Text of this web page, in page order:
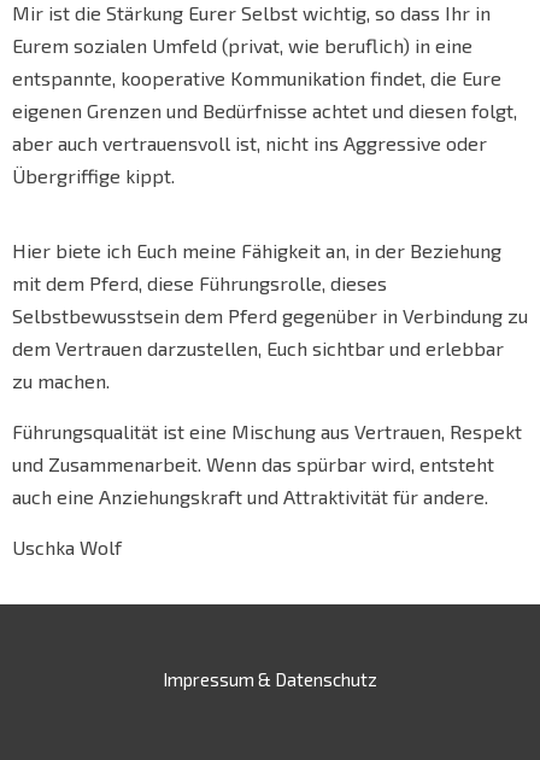
Mir ist die Stärkung Eurer Selbst wichtig, so dass Ihr in
Eurem sozialen Umfeld (privat, wie beruflich) in eine
entspannte, kooperative Kommunikation findet, die Eure
eigenen Grenzen und Bedürfnisse achtet und diesen folgt,
aber auch vertrauensvoll ist, nicht ins Aggressive oder
Übergriffige kippt.
Hier biete ich Euch meine Fähigkeit an, in der Beziehung
mit dem Pferd, diese Führungsrolle, dieses
Selbstbewusstsein dem Pferd gegenüber in Verbindung zu
dem Vertrauen darzustellen, Euch sichtbar und erlebbar
zu machen.
Führungsqualität ist eine Mischung aus Vertrauen, Respekt
und Zusammenarbeit. Wenn das spürbar wird, entsteht
auch eine Anziehungskraft und Attraktivität für andere.
Uschka Wolf
Impressum & Datenschutz